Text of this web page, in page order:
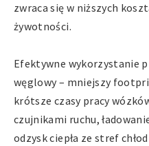
zwraca się w niższych
żywotności.
Efektywne wykorzystanie
węglowy – mniejszy
krótsze czasy pracy
czujnikami ruchu,
odzysk ciepła ze stref